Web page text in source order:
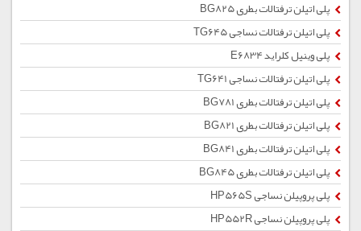
پلی اتیلن ترفتالات بطری BG825
پلی اتیلن ترفتالات نساجی TG645
پلی وینیل کلراید E6834
پلی اتیلن ترفتالات نساجی TG641
پلی اتیلن ترفتالات بطری BG781
پلی اتیلن ترفتالات بطری BG821
پلی اتیلن ترفتالات بطری BG841
پلی اتیلن ترفتالات بطری BG845
پلی پروپیلن نساجی HP565S
پلی پروپیلن نساجی HP552R